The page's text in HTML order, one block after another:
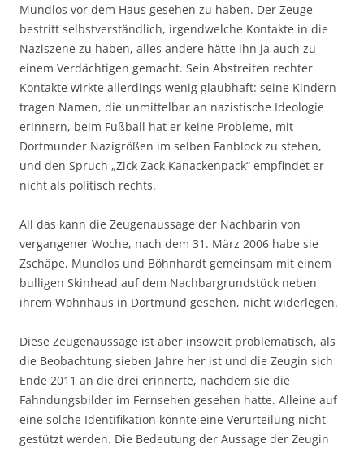
Mundlos vor dem Haus gesehen zu haben. Der Zeuge
bestritt selbstverständlich, irgendwelche Kontakte in die
Naziszene zu haben, alles andere hätte ihn ja auch zu
einem Verdächtigen gemacht. Sein Abstreiten rechter
Kontakte wirkte allerdings wenig glaubhaft: seine Kindern
tragen Namen, die unmittelbar an nazistische Ideologie
erinnern, beim Fußball hat er keine Probleme, mit
Dortmunder Nazigrößen im selben Fanblock zu stehen,
und den Spruch „Zick Zack Kanackenpack“ empfindet er
nicht als politisch rechts.
All das kann die Zeugenaussage der Nachbarin von
vergangener Woche, nach dem 31. März 2006 habe sie
Zschäpe, Mundlos und Böhnhardt gemeinsam mit einem
bulligen Skinhead auf dem Nachbargrundstück neben
ihrem Wohnhaus in Dortmund gesehen, nicht widerlegen.
Diese Zeugenaussage ist aber insoweit problematisch, als
die Beobachtung sieben Jahre her ist und die Zeugin sich
Ende 2011 an die drei erinnerte, nachdem sie die
Fahndungsbilder im Fernsehen gesehen hatte. Alleine auf
eine solche Identifikation könnte eine Verurteilung nicht
gestützt werden. Die Bedeutung der Aussage der Zeugin